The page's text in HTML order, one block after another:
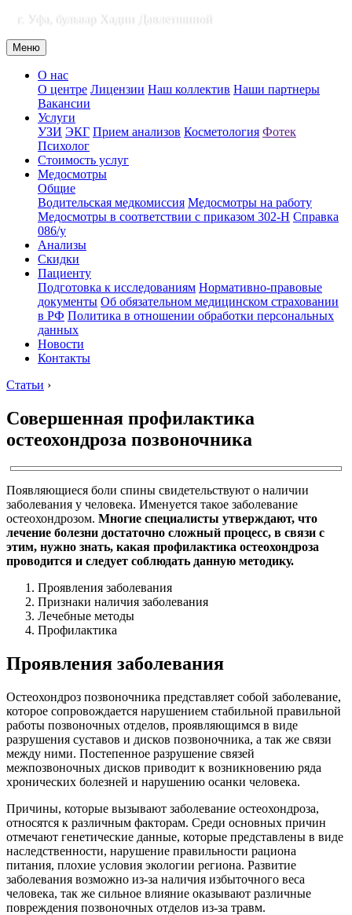
г. Уфа, бульвар Хадии Давлетшиной
Меню
О нас
О центре Лицензии Наш коллектив Наши партнеры
Вакансии
Услуги
УЗИ ЭКГ Прием анализов Косметология Фотек
Психолог
Стоимость услуг
Медосмотры
Общие
Водительская медкомиссия Медосмотры на работу
Медосмотры в соответствии с приказом 302-Н Справка
086/у
Анализы
Скидки
Пациенту
Подготовка к исследованиям Нормативно-правовые
документы Об обязательном медицинском страховании
в РФ Политика в отношении обработки персональных
данных
Новости
Контакты
Статьи ›
Совершенная профилактика
остеохондроза позвоночника
Появляющиеся боли спины свидетельствуют о наличии
заболевания у человека. Именуется такое заболевание
остеохондрозом. Многие специалисты утверждают, что
лечение болезни достаточно сложный процесс, в связи с
этим, нужно знать, какая профилактика остеохондроза
проводится и следует соблюдать данную методику.
Проявления заболевания
Признаки наличия заболевания
Лечебные методы
Профилактика
Проявления заболевания
Остеохондроз позвоночника представляет собой заболевание,
которое сопровождается нарушением стабильной правильной
работы позвоночных отделов, проявляющимся в виде
разрушения суставов и дисков позвоночника, а так же связи
между ними. Постепенное разрушение связей
межпозвоночных дисков приводит к возникновению ряда
хронических болезней и нарушению осанки человека.
Причины, которые вызывают заболевание остеохондроза,
относятся к различным факторам. Среди основных причин
отмечают генетические данные, которые представлены в виде
наследственности, нарушение правильности рациона
питания, плохие условия экологии региона. Развитие
заболевания возможно из-за наличия избыточного веса
человека, так же сильное влияние оказывают различные
повреждения позвоночных отделов из-за травм.